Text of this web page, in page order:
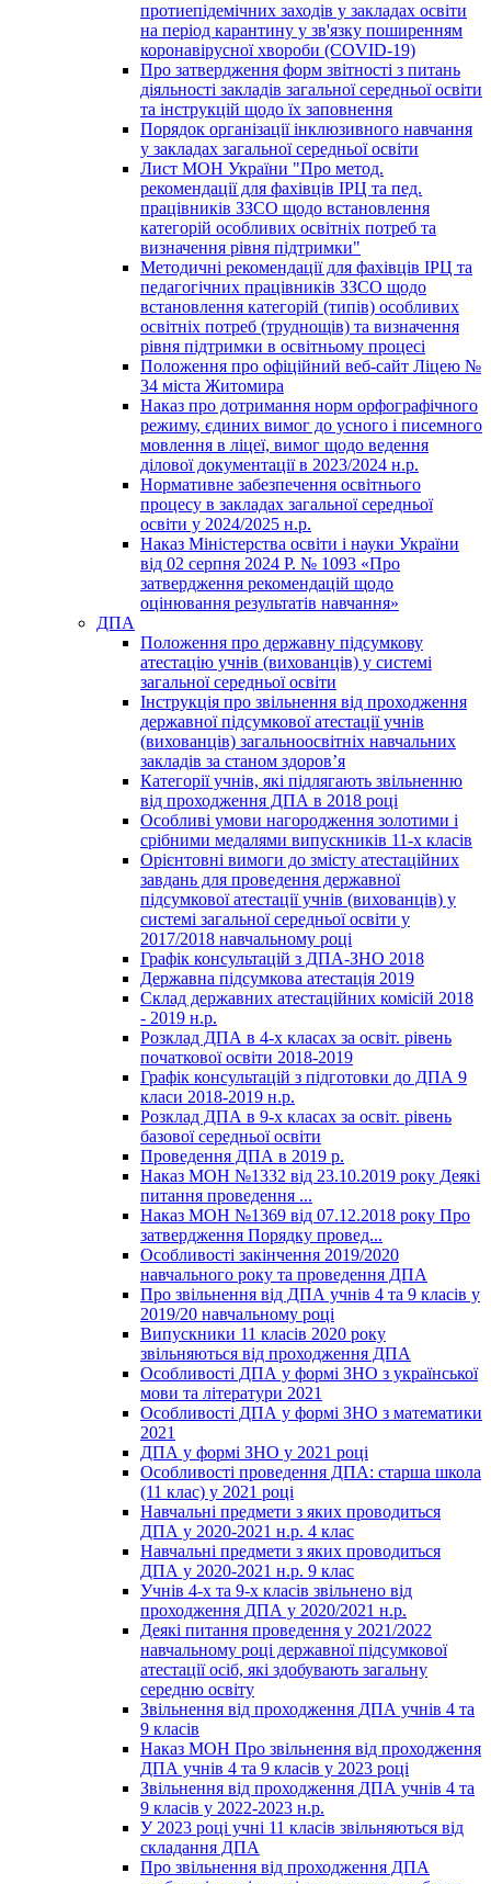
протиепідемічних заходів у закладах освіти
на період карантину у зв'язку поширенням
коронавірусної хвороби (COVID-19)
Про затвердження форм звітності з питань
діяльності закладів загальної середньої освіти
та інструкцій щодо їх заповнення
Порядок організації інклюзивного навчання
у закладах загальної середньої освіти
Лист МОН України "Про метод.
рекомендації для фахівців ІРЦ та пед.
працівників ЗЗСО щодо встановлення
категорій особливих освітніх потреб та
визначення рівня підтримки"
Методичні рекомендації для фахівців ІРЦ та
педагогічних працівників ЗЗСО щодо
встановлення категорій (типів) особливих
освітніх потреб (труднощів) та визначення
рівня підтримки в освітньому процесі
Положення про офіційний веб-сайт Ліцею №
34 міста Житомира
Наказ про дотримання норм орфографічного
режиму, єдиних вимог до усного і писемного
мовлення в ліцеї, вимог щодо ведення
ділової документації в 2023/2024 н.р.
Нормативне забезпечення освітнього
процесу в закладах загальної середньої
освіти у 2024/2025 н.р.
Наказ Міністерства освіти і науки України
від 02 серпня 2024 Р. № 1093 «Про
затвердження рекомендацій щодо
оцінювання результатів навчання»
ДПА
Положення про державну підсумкову
атестацію учнів (вихованців) у системі
загальної середньої освіти
Інструкція про звільнення від проходження
державної підсумкової атестації учнів
(вихованців) загальноосвітніх навчальних
закладів за станом здоров’я
Категорії учнів, які підлягають звільненню
від проходження ДПА в 2018 році
Особливі умови нагородження золотими і
срібними медалями випускників 11-х класів
Орієнтовні вимоги до змісту атестаційних
завдань для проведення державної
підсумкової атестації учнів (вихованців) у
системі загальної середньої освіти у
2017/2018 навчальному році
Графік консультацій з ДПА-ЗНО 2018
Державна підсумкова атестація 2019
Склад державних атестаційних комісій 2018
- 2019 н.р.
Розклад ДПА в 4-х класах за освіт. рівень
початкової освіти 2018-2019
Графік консультацій з підготовки до ДПА 9
класи 2018-2019 н.р.
Розклад ДПА в 9-х класах за освіт. рівень
базової середньої освіти
Проведення ДПА в 2019 р.
Наказ МОН №1332 від 23.10.2019 року Деякі
питання проведення ...
Наказ МОН №1369 від 07.12.2018 року Про
затвердження Порядку провед...
Особливості закінчення 2019/2020
навчального року та проведення ДПА
Про звільнення від ДПА учнів 4 та 9 класів у
2019/20 навчальному році
Випускники 11 класів 2020 року
звільняються від проходження ДПА
Особливості ДПА у формі ЗНО з української
мови та літератури 2021
Особливості ДПА у формі ЗНО з математики
2021
ДПА у формі ЗНО у 2021 році
Особливості проведення ДПА: старша школа
(11 клас) у 2021 році
Навчальні предмети з яких проводиться
ДПА у 2020-2021 н.р. 4 клас
Навчальні предмети з яких проводиться
ДПА у 2020-2021 н.р. 9 клас
Учнів 4-х та 9-х класів звільнено від
проходження ДПА у 2020/2021 н.р.
Деякі питання проведення у 2021/2022
навчальному році державної підсумкової
атестації осіб, які здобувають загальну
середню освіту
Звільнення від проходження ДПА учнів 4 та
9 класів
Наказ МОН Про звільнення від проходження
ДПА учнів 4 та 9 класів у 2023 році
Звільнення від проходження ДПА учнів 4 та
9 класів у 2022-2023 н.р.
У 2023 році учні 11 класів звільняються від
складання ДПА
Про звільнення від проходження ДПА